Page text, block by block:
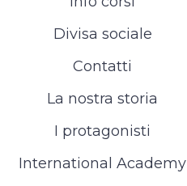
Divisa sociale
Contatti
La nostra storia
I protagonisti
International Academy